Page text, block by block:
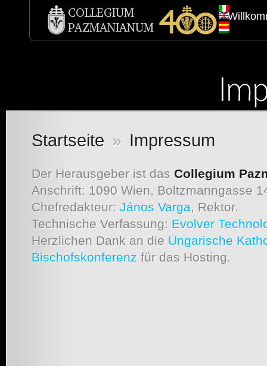
Startseite » Impressum
Der Herausgeber ist das Collegium
Anschrift: 1090 Wien, Boltzmanngasse
Chefredakteur: János Varga, Rektor.
Technische Verfassung: Evolver
Herzlichen Dank an die Ungarische
Bischofskonferenz für das Hosting.